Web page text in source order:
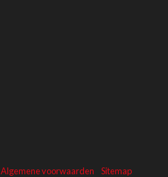
Algemene voorwaarden Sitemap